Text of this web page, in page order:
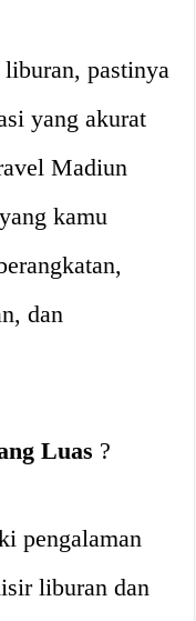
pastinya
yang akurat
Madiun
kamu
dan
Luas ?
pengalaman
liburan dan